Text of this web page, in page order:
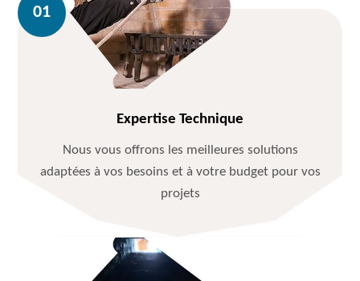
Expertise Technique
Nous vous offrons les meilleures solutions
adaptées à vos besoins et à votre budget pour vos
projets